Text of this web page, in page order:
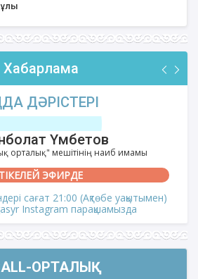
Хабарлама
ДӘРІСТЕРІ
Үмбетов
орталық" мешітінің наиб имамы
ТІКЕЛЕЙ ЭФИРДЕ
сағат 21:00 (Ақтөбе уақытымен)
Instagram парақшамызда
ОРТАЛЫҚ